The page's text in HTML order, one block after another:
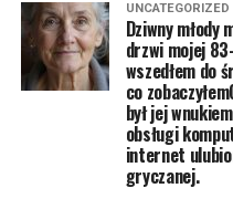
UNCATEGORIZED
Dziwny młody
drzwi mojej
wszedłem do
co
był jej
obsługi
internet
gryczanej.